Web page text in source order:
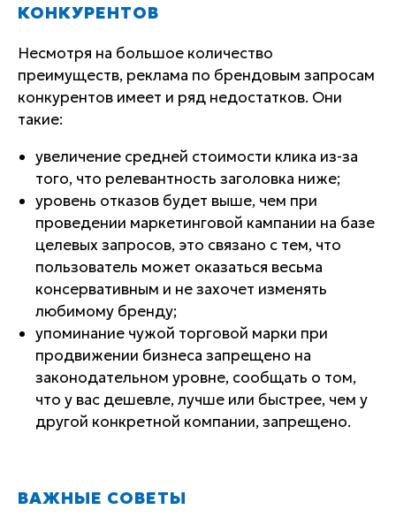
КОНКУРЕНТОВ
Несмотря на большое количество
преимуществ, реклама по брендовым запросам
конкурентов имеет и ряд недостатков. Они
такие:
увеличение средней стоимости клика из-за
того, что релевантность заголовка ниже;
уровень отказов будет выше, чем при
проведении маркетинговой кампании на базе
целевых запросов, это связано с тем, что
пользователь может оказаться весьма
консервативным и не захочет изменять
любимому бренду;
упоминание чужой торговой марки при
продвижении бизнеса запрещено на
законодательном уровне, сообщать о том,
что у вас дешевле, лучше или быстрее, чем у
другой конкретной компании, запрещено.
ВАЖНЫЕ СОВЕТЫ